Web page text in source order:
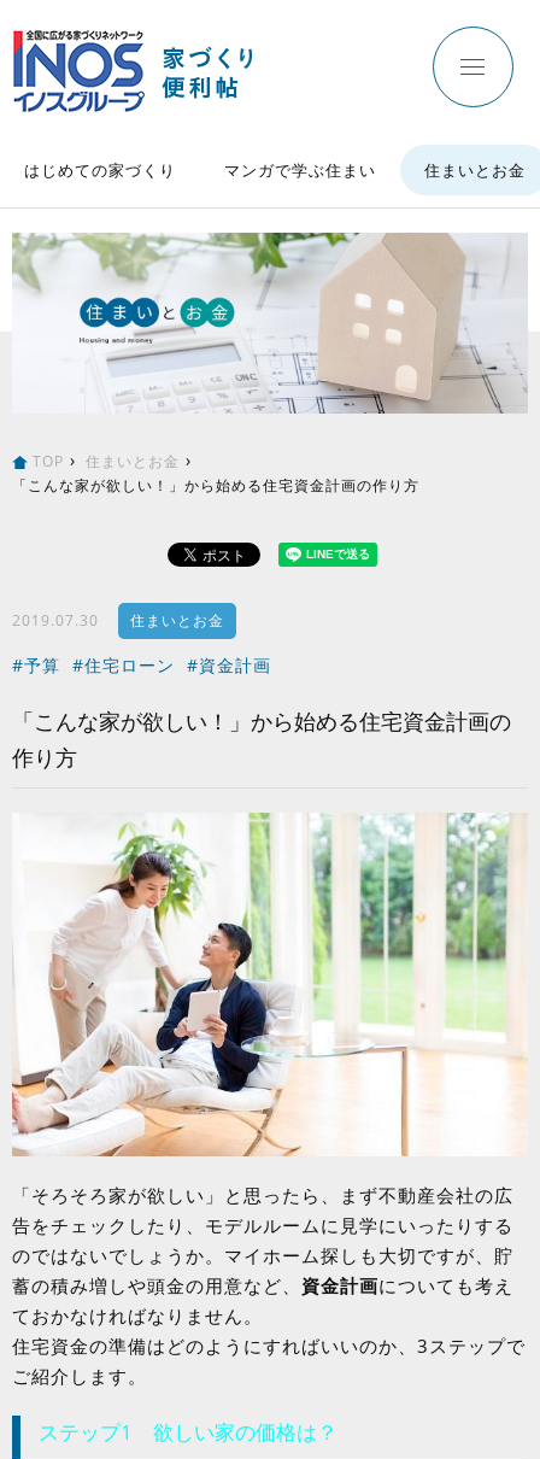
はじめての家づくり マンガで学ぶ住まい 住まいとお金
TOP
住まいとお金
「こんな家が欲しい！」から始める住宅資金計画の作り方
2019.07.30 住まいとお金
#予算 #住宅ローン #資金計画
「こんな家が欲しい！」から始める住宅資金計画の
作り方
「そろそろ家が欲しい」と思ったら、まず不動産会社の広
告をチェックしたり、モデルルームに見学にいったりする
のではないでしょうか。マイホーム探しも大切ですが、貯
蓄の積み増しや頭金の用意など、 資金計画についても考え
ておかなければなりません。
住宅資金の準備はどのようにすればいいのか、3ステップで
ご紹介します。
ステップ1 欲しい家の価格は？